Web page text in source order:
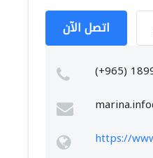
اتصل الآن
(+965)